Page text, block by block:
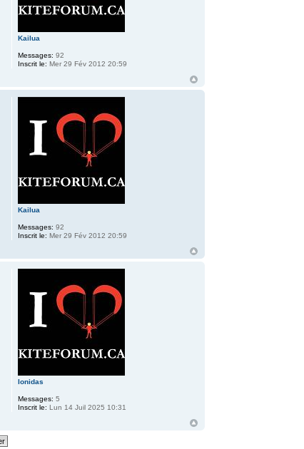
Kailua
Messages: 92
Inscrit le: Mer 29 Fév 2012 20:59
Kailua
Messages: 92
Inscrit le: Mer 29 Fév 2012 20:59
Ionidas
Messages: 5
Inscrit le: Lun 14 Juil 2025 10:31